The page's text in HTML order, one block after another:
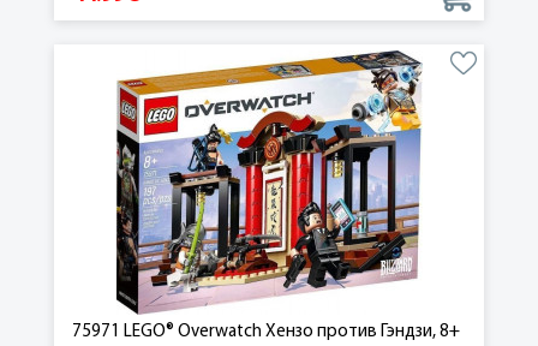
75971 LEGO® Overwatch Хензо против Гэндзи, 8+